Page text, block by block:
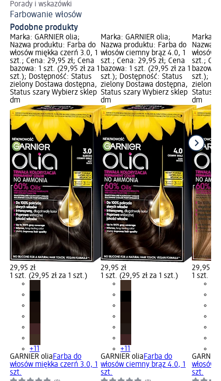
Porady i wskazówki
Farbowanie włosów
Podobne produkty
Marka: GARNIER olia;
Nazwa produktu: Farba do
włosów miękka czerń 3.0, 1
szt.; Cena: 29,95 zł; Cena
bazowa: 1 szt. (29,95 zł za 1
szt.); Dostępność: Status
zielony Dostawa dostępna,
Status szary Wybierz sklep
dm
29,95 zł
1 szt. (29,95 zł za 1 szt.)
+11
GARNIER oliaFarba do
włosów miękka czerń 3.0, 1
szt.
Marka: GARNIER olia;
Nazwa produktu: Farba do
włosów ciemny brąz 4.0, 1
szt.; Cena: 29,95 zł; Cena
bazowa: 1 szt. (29,95 zł za 1
szt.); Dostępność: Status
zielony Dostawa dostępna,
Status szary Wybierz sklep
dm
29,95 zł
1 szt. (29,95 zł za 1 szt.)
+11
GARNIER oliaFarba do
włosów ciemny brąz 4.0, 1
szt.
Marka:
Nazwa
włosów
szt.;
bazowa:
szt.);
zielony
Status
dm
29,95 zł
1 szt.
włosów
szt.